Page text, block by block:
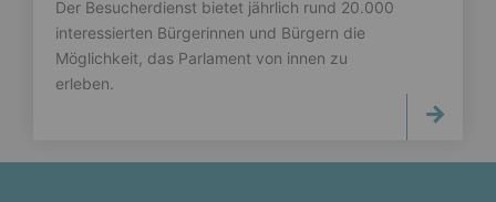
Der Besucherdienst bietet jährlich rund 20.000
interessierten Bürgerinnen und Bürgern die
Möglichkeit, das Parlament von innen zu
erleben.